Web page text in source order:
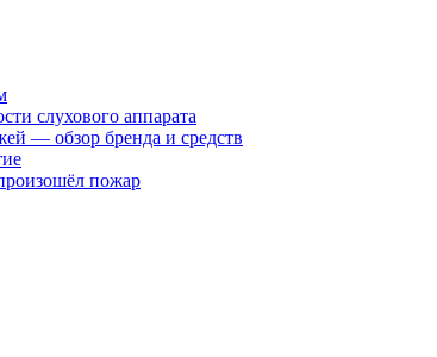
слухового аппарата
— обзор бренда и средств
пожар